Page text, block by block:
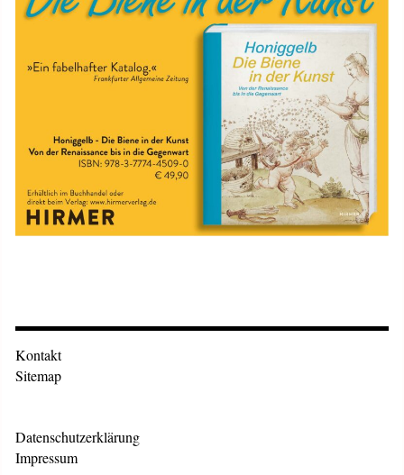
Kontakt
Sitemap
Datenschutzerklärung
Impressum